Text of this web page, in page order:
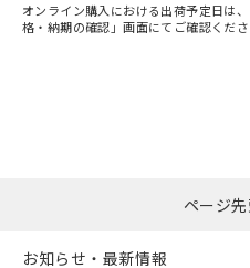
オンライン購入における出荷予定日は
格・納期の確認」画面にてご確認くださ
ページ
お知らせ・最新情報